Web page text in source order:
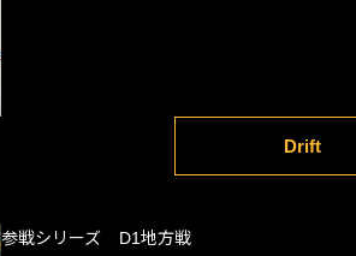
Drift
参戦シリーズ
D1地方戦